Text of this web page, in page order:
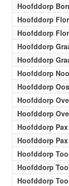
Hoofddorp
Hoofddorp
Hoofddorp
Hoofddorp
Hoofddorp
Hoofddorp
Hoofddorp
Hoofddorp
Hoofddorp
Hoofddorp
Hoofddorp
Hoofddorp
Hoofddorp
Hoofddorp